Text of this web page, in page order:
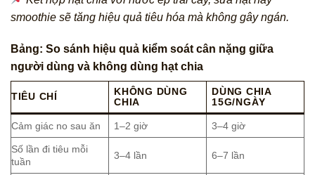
smoothie sẽ tăng hiệu quả tiêu hóa mà không gây ngán.
Bảng: So sánh hiệu quả kiểm soát cân nặng giữa
người dùng và không dùng hạt chia
TIÊU CHÍ
KHÔNG DÙNG
CHIA
DÙNG CHIA
15G/NGÀY
Cảm giác no sau ăn 1–2 giờ 3–4 giờ
Số lần đi tiêu mỗi
tuần
3–4 lần 6–7 lần